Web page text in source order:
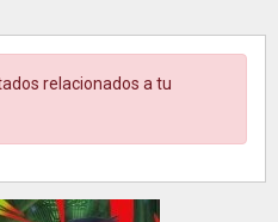
relacionados a tu